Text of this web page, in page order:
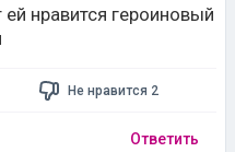
нравится героиновый
Не нравится 2
Ответить